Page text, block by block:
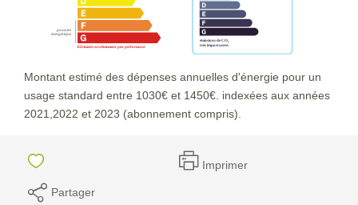
Montant estimé des dépenses annuelles d'énergie pour un
usage standard entre 1030€ et 1450€. indexées aux années
2021,2022 et 2023 (abonnement compris).
Imprimer
Partager